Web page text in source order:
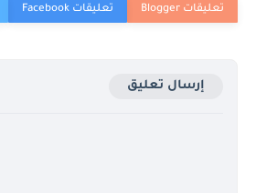
إرسال تعليق